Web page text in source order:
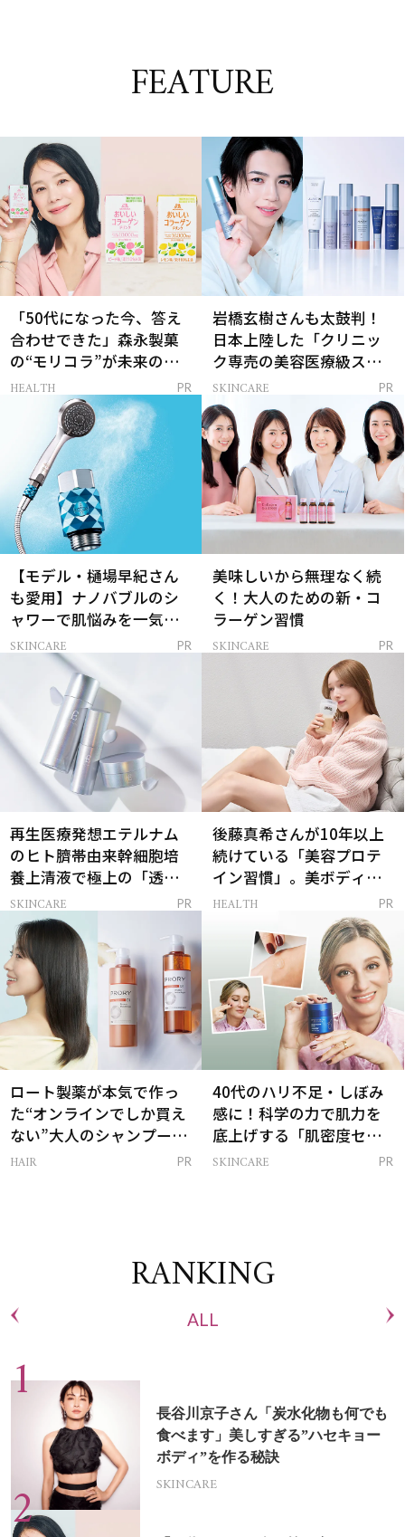
FEATURE
「50代になった今、答え
合わせできた」森永製菓
の“モリコラ”が未来のキ
レイを連れてくる！
HEALTH PR
岩橋玄樹さんも太鼓判！
日本上陸した「クリニッ
ク専売の美容医療級スキ
ンケア」
SKINCARE PR
【モデル・樋場早紀さん
も愛用】ナノバブルのシ
ャワーで肌悩みを一気に
解決
SKINCARE PR
美味しいから無理なく続
く！大人のための新・コ
ラーゲン習慣
SKINCARE PR
再生医療発想エテルナム
のヒト臍帯由来幹細胞培
養上清液で極上の「透明
感ハリ肌」へ
SKINCARE PR
後藤真希さんが10年以上
続けている「美容プロテ
イン習慣」。美ボディを
支える朝ルーティンと
HEALTH PR
ロート製薬が本気で作っ
た“オンラインでしか買え
ない”大人のシャンプー＆
トリートメントって？
HAIR PR
40代のハリ不足・しぼみ
感に！科学の力で肌力を
底上げする「肌密度セラ
ム」
SKINCARE PR
RANKING
ALL
長谷川京子さん「炭水化物も何でも
食べます」美しすぎる”ハセキョー
ボディ”を作る秘訣
SKINCARE